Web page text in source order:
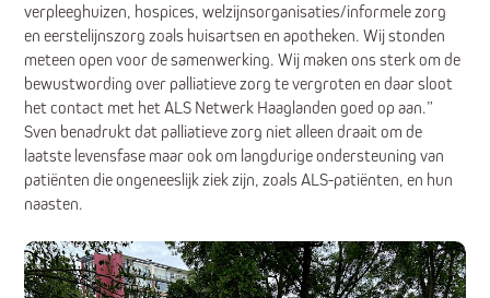
verpleeghuizen, hospices, welzijnsorganisaties/informele zorg
en eerstelijnszorg zoals huisartsen en apotheken. Wij stonden
meteen open voor de samenwerking. Wij maken ons sterk om de
bewustwording over palliatieve zorg te vergroten en daar sloot
het contact met het ALS Netwerk Haaglanden goed op aan.”
Sven benadrukt dat palliatieve zorg niet alleen draait om de
laatste levensfase maar ook om langdurige ondersteuning van
patiënten die ongeneeslijk ziek zijn, zoals ALS-patiënten, en hun
naasten.